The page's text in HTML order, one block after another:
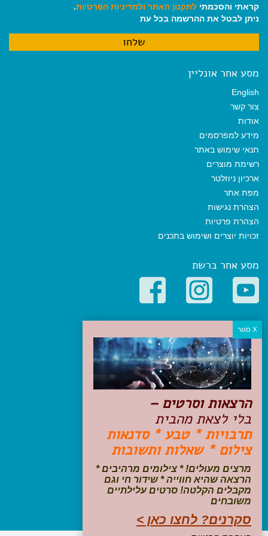
קראתי והסכמתי לתקנון האתר ולמדיניות הפרטיות.
ניתן לבטל את ההרשמה בכל עת
מסע אחר אונליין
English
צור קשר
אודות
מידע למפרסמים
תנאי שימוש באתר
רשימת מוצרים
ארכיון ניוזלטר
מפת אתר
הצהרת נגישות
הצהרת פרטיות
זכויות יוצרים ושימוש בתכנים
מסע אחר ברשת
קטגוריות פופולריות
יעדים
טיולים בישראל
מלונות בוטיק בישראל
טיפים והמלצות
הכנות לנסיעה
טיולי ג'יפים
טיולים עם ילדים
שייט, הפלגות, קרוזים
עקבו אחרינו בפייסבוק
הרצאות וסרטים –
בלי לצאת מהבית
תרבויות * טבע * סדנאות
צילום * שאלות ותשובות
מרצים מעולים! * צילומים מרהיבים *
הרצאה שהיא חווייה * שידור חי וגם
מקבלים הקלטה! סרטים עלילתיים
משובחים
סקרנים? לחצו כאן >